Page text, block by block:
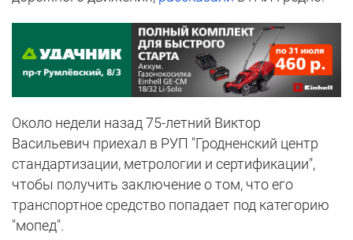
Около недели назад 75-летний Виктор
Васильевич приехал в РУП "Гродненский центр
стандартизации, метрологии и сертификации",
чтобы получить заключение о том, что его
транспортное средство попадает под категорию
"мопед".